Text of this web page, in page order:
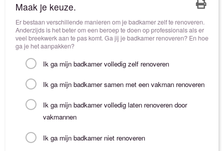
Maak je keuze.
Er bestaan verschillende manieren om je badkamer zelf te renoveren.
Anderzijds is het beter om een beroep te doen op professionals als er
veel breekwerk aan te pas komt. Ga jij je badkamer renoveren? En hoe
ga je het aanpakken?
Ik ga mijn badkamer volledig zelf renoveren
Ik ga mijn badkamer samen met een vakman renoveren
Ik ga mijn badkamer volledig laten renoveren door
vakmannen
Ik ga mijn badkamer niet renoveren